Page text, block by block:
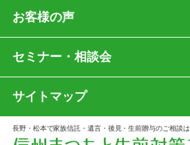
お客様の声
セミナー・相談会
サイトマップ
長野・松本で家族信託・遺言・後見・生前贈与のご相談は